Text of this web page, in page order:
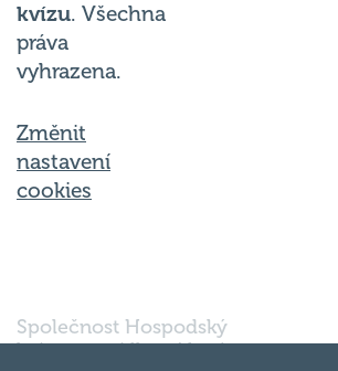
kvízu. Všechna
práva
vyhrazena.
Změnit
nastavení
cookies
Společnost Hospodský
kvíz s.r.o., sídlem Nové